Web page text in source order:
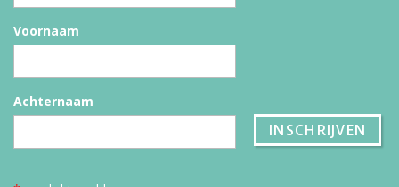
Voornaam
Achternaam